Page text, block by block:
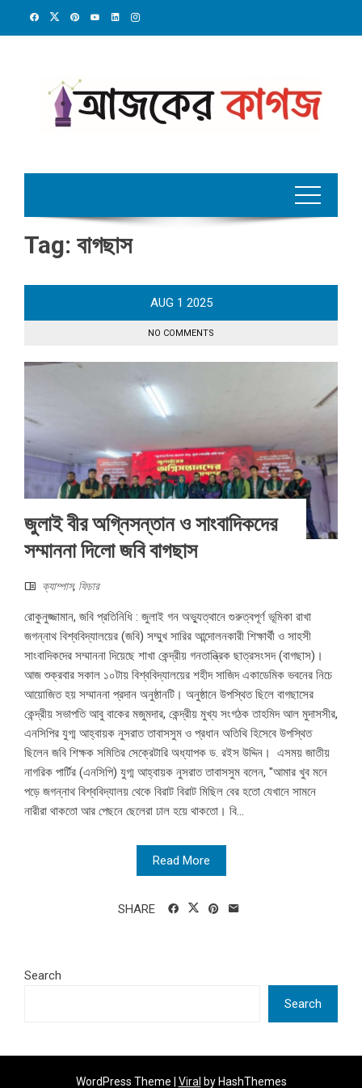
Tag: বাগছাস
AUG 1 2025
NO COMMENTS
জুলাই বীর অগ্নিসন্তান ও সাংবাদিকদের
সম্মাননা দিলো জবি বাগছাস
ক্যাম্পাস, ফিচার
রোকুনুজ্জামান, জবি প্রতিনিধি : জুলাই গন অভ্যুত্থানে গুরুত্বপূর্ণ ভূমিকা রাখা
জগন্নাথ বিশ্ববিদ্যালয়ের (জবি) সম্মুখ সারির আন্দোলনকারী শিক্ষার্থী ও সাহসী
সাংবাদিকদের সম্মাননা দিয়েছে শাখা কেন্দ্রীয় গনতান্ত্রিক ছাত্রসংসদ (বাগছাস)।
আজ শুক্রবার সকাল ১০টায় বিশ্ববিদ্যালয়ের শহীদ সাজিদ একাডেমিক ভবনের নিচে
আয়োজিত হয় সম্মাননা প্রদান অনুষ্ঠানটি। অনুষ্ঠানে উপস্থিত ছিলে বাগছাসের
কেন্দ্রীয় সভাপতি আবু বাকের মজুমদার, কেন্দ্রীয় মুখ্য সংগঠক তাহমিদ আল মুদাসসীর,
এনসিপির যুগ্ম আহ্বায়ক নুসরাত তাবাসসুম ও প্রধান অতিথি হিসেবে উপস্থিত
ছিলেন জবি শিক্ষক সমিতির সেক্রেটারি অধ্যাপক ড. রইস উদ্দিন। এসময় জাতীয়
নাগরিক পার্টির (এনসিপি) যুগ্ম আহ্বায়ক নুসরাত তাবাসসুম বলেন, "আমার খুব মনে
পড়ে জগন্নাথ বিশ্ববিদ্যালয় থেকে বিরাট বিরাট মিছিল বের হতো যেখানে সামনে
নারীরা থাকতো আর পেছনে ছেলেরা ঢাল হয়ে থাকতো। বি...
Read More
SHARE
Search
Search
WordPress Theme | Viral by HashThemes